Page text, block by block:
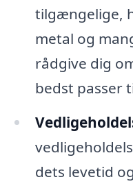
tilgængelige,
metal og
rådgive dig
bedst passer
dets levetid